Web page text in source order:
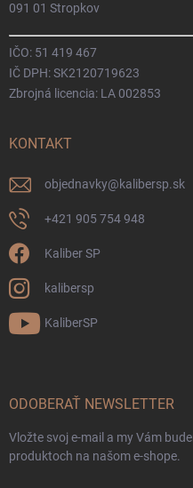
091 01 Stropkov
IČO: 51 419 467
IČ DPH: SK2120719623
Zbrojná licencia: LA 002853
KONTAKT
objednavky@kalibersp.sk
+421 905 754 948
Kaliber SP
kalibersp
KaliberSP
ODOBERAŤ NEWSLETTER
Vložte svoj e-mail a my Vám
produktoch na našom e-shope.